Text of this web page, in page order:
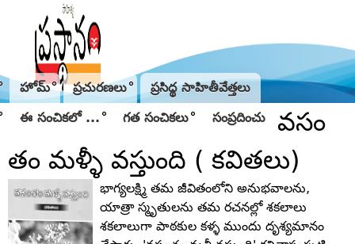
హోమ్ ప్రచురణలు ప్రసిద్థ సాహితీవేత్తలు
ఈ సంచికలో ... గత సంచికలు సంప్రదించు
వసం
తం మళ్ళీ వస్తుంది ( కవితలు)
భాగ్యలక్ష్మి తమ జీవితంలోని అనుభవాలను,
యాత్రా స్మృతులను తమ రచనల్లో శకలాలు
శకలాలుగా పాఠకుల కళ్ళ ముందు దృశ్యమానం